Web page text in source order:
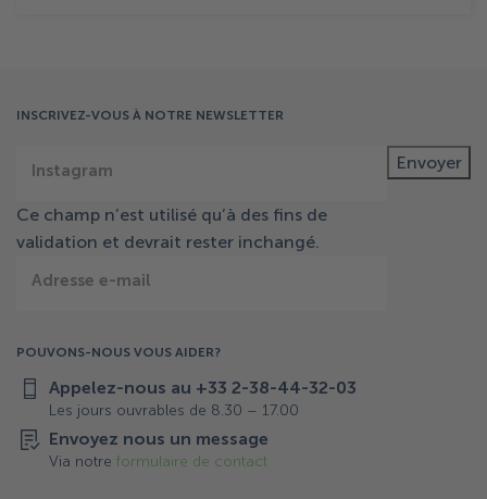
INSCRIVEZ-VOUS À NOTRE NEWSLETTER
Instagram
Ce champ n’est utilisé qu’à des fins de
validation et devrait rester inchangé.
Adresse e-mail
Envoyer
POUVONS-NOUS VOUS AIDER?
Appelez-nous au +33 2-38-44-32-03
Les jours ouvrables de 8.30 – 17.00
Envoyez nous un message
Via notreformulaire de contact